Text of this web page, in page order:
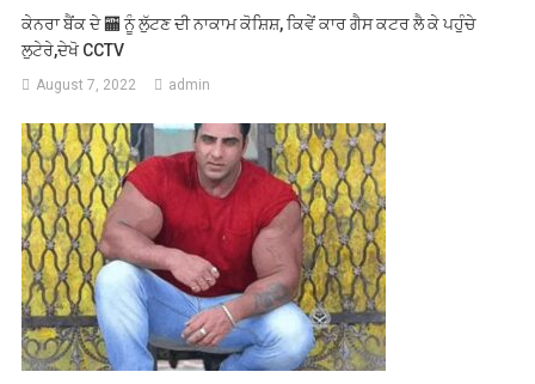
ਕੇਨਰਾ ਬੈਂਕ ਦੇ 🏧 ਨੂੰ ਲੁੱਟਣ ਦੀ ਨਾਕਾਮ ਕੋਸ਼ਿਸ਼, ਕਿਵੇਂ ਕਾਰ ਗੈਸ ਕਟਰ ਲੈ ਕੇ ਪਹੁੰਚੇ
ਲੁਟੇਰੇ,ਦੇਖੋ CCTV
August 7, 2022 admin